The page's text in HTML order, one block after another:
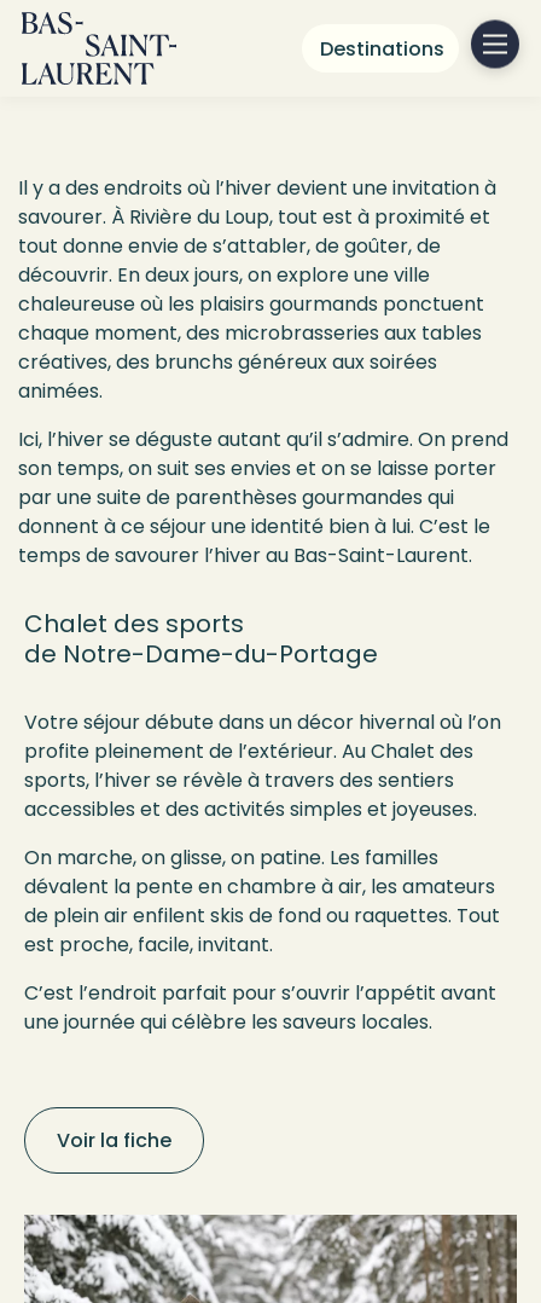
Destinations
Une fin de semaine d'hiver dans la
région de
Il y a des endroits où l’hiver devient une invitation à
savourer. À Rivière du Loup, tout est à proximité et
tout donne envie de s’attabler, de goûter, de
découvrir. En deux jours, on explore une ville
chaleureuse où les plaisirs gourmands ponctuent
chaque moment, des microbrasseries aux tables
créatives, des brunchs généreux aux soirées
animées.
Ici, l’hiver se déguste autant qu’il s’admire. On prend
son temps, on suit ses envies et on se laisse porter
par une suite de parenthèses gourmandes qui
donnent à ce séjour une identité bien à lui. C’est le
temps de savourer l’hiver au Bas-Saint-Laurent.
Chalet des sports
de Notre-Dame-du-Portage
Votre séjour débute dans un décor hivernal où l’on
profite pleinement de l’extérieur. Au Chalet des
sports, l’hiver se révèle à travers des sentiers
accessibles et des activités simples et joyeuses.
On marche, on glisse, on patine. Les familles
dévalent la pente en chambre à air, les amateurs
de plein air enfilent skis de fond ou raquettes. Tout
est proche, facile, invitant.
C’est l’endroit parfait pour s’ouvrir l’appétit avant
une journée qui célèbre les saveurs locales.
Voir la fiche